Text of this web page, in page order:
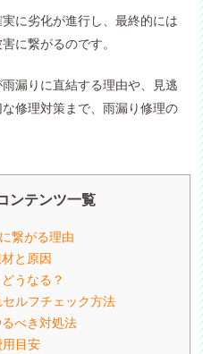
に劣化が進行し、最終的には
に繋がるのです。
漏りに直結する理由や、見逃
修理対策まで、雨漏り修理の
ンテンツ一覧
繋がる理由
と原因
うなる？
ルフチェック方法
べき対処法
目安